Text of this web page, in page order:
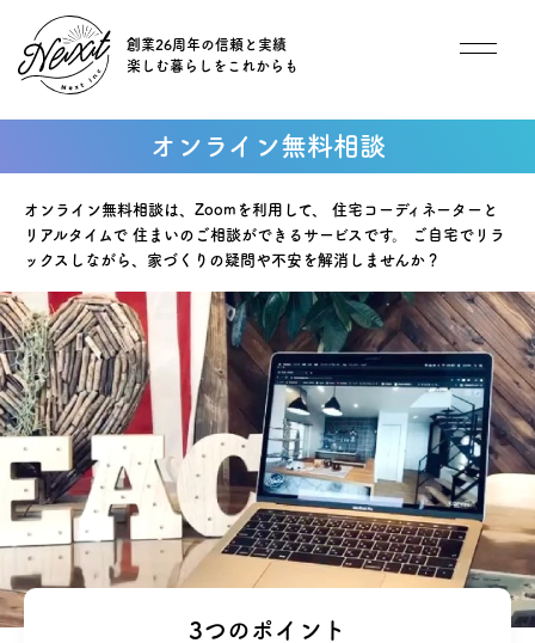
創業26周年の信頼と実績
楽しむ暮らしをこれからも
イベント
オススメ物件
オーナー様インタビュー
ごあいさつ
チーム紹介
アクセス
オンライン無料相談
オンライン無料相談は、Zoomを利用して、
住宅コーディネーターと
リアルタイムで 住まいのご相談ができるサービスです。
ご自宅でリラ
ックスしながら、家づくりの疑問や不安を解消しませんか？
3つのポイント